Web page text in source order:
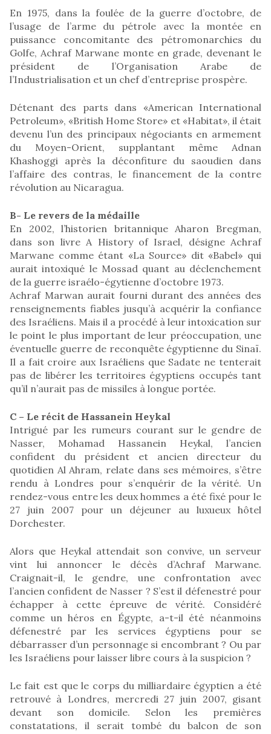
En 1975, dans la foulée de la guerre d’octobre, de
l’usage de l’arme du pétrole avec la montée en
puissance concomitante des pétromonarchies du
Golfe, Achraf Marwane monte en grade, devenant le
président de l’Organisation Arabe de
l’Industrialisation et un chef d’entreprise prospère.
Détenant des parts dans «American International
Petroleum», «British Home Store» et «Habitat», il était
devenu l’un des principaux négociants en armement
du Moyen-Orient, supplantant même Adnan
Khashoggi après la déconfiture du saoudien dans
l’affaire des contras, le financement de la contre
révolution au Nicaragua.
B- Le revers de la médaille
En 2002, l’historien britannique Aharon Bregman,
dans son livre A History of Israel, désigne Achraf
Marwane comme étant «La Source» dit «Babel» qui
aurait intoxiqué le Mossad quant au déclenchement
de la guerre israélo-égytienne d’octobre 1973.
Achraf Marwan aurait fourni durant des années des
renseignements fiables jusqu’à acquérir la confiance
des Israéliens. Mais il a procédé à leur intoxication sur
le point le plus important de leur préoccupation, une
éventuelle guerre de reconquête égyptienne du Sinaï.
Il a fait croire aux Israéliens que Sadate ne tenterait
pas de libérer les territoires égyptiens occupés tant
qu’il n’aurait pas de missiles à longue portée.
C – Le récit de Hassanein Heykal
Intrigué par les rumeurs courant sur le gendre de
Nasser, Mohamad Hassanein Heykal, l’ancien
confident du président et ancien directeur du
quotidien Al Ahram, relate dans ses mémoires, s’être
rendu à Londres pour s’enquérir de la vérité. Un
rendez-vous entre les deux hommes a été fixé pour le
27 juin 2007 pour un déjeuner au luxueux hôtel
Dorchester.
Alors que Heykal attendait son convive, un serveur
vint lui annoncer le décès d’Achraf Marwane.
Craignait-il, le gendre, une confrontation avec
l’ancien confident de Nasser ? S’est il défenestré pour
échapper à cette épreuve de vérité. Considéré
comme un héros en Égypte, a-t-il été néanmoins
défenestré par les services égyptiens pour se
débarrasser d’un personnage si encombrant ? Ou par
les Israéliens pour laisser libre cours à la suspicion ?
Le fait est que le corps du milliardaire égyptien a été
retrouvé à Londres, mercredi 27 juin 2007, gisant
devant son domicile. Selon les premières
constatations, il serait tombé du balcon de son